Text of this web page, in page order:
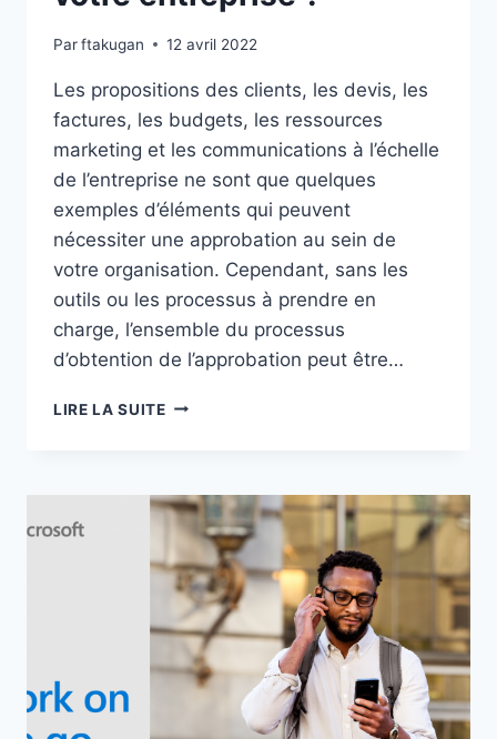
Parftakugan 12 avril 2022
Les propositions des clients, les devis, les
factures, les budgets, les ressources
marketing et les communications à l’échelle
de l’entreprise ne sont que quelques
exemples d’éléments qui peuvent
nécessiter une approbation au sein de
votre organisation. Cependant, sans les
outils ou les processus à prendre en
charge, l’ensemble du processus
d’obtention de l’approbation peut être…
LIRE LA SUITECOMMENT
EN
TRAÇANT
LES
ACTIONS
ET
EN
MÉMORISANT
LES
DÉCISIONS